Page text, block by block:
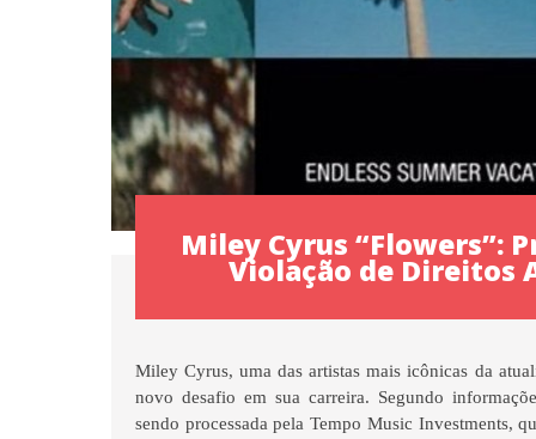
Miley Cyrus “Flowers”:
Violação de Direitos
Miley Cyrus, uma das artistas mais icônicas da
novo desafio em sua carreira. Segundo
sendo processada pela Tempo Music Investments,